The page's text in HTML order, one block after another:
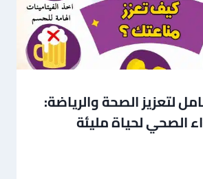
لتعزيز الصحة والرياضة:
الصحي لحياة مليئة